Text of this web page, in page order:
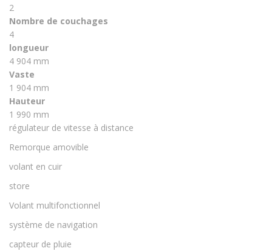
2
Nombre de couchages
4
longueur
4 904 mm
Vaste
1 904 mm
Hauteur
1 990 mm
régulateur de vitesse à distance
Remorque amovible
volant en cuir
store
Volant multifonctionnel
système de navigation
capteur de pluie